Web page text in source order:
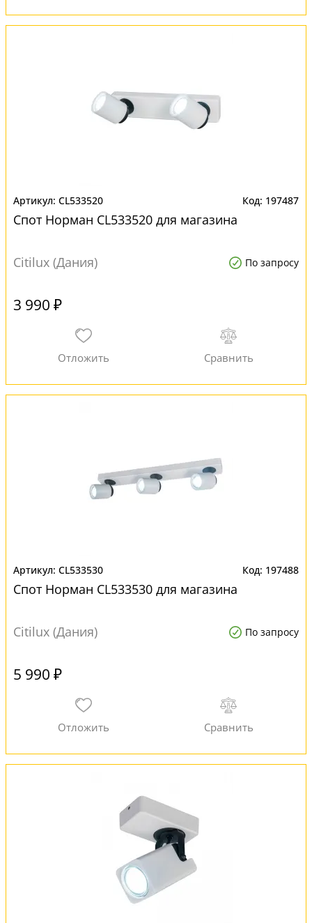
CL533520 197487
Спот Норман CL533520 для магазина
Citilux (Дания) По запросу
3 990 ₽
CL533530 197488
Спот Норман CL533530 для магазина
Citilux (Дания) По запросу
5 990 ₽